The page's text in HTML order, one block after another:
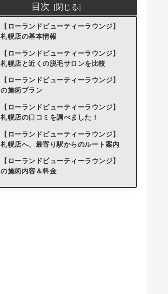
目次
【ローランドビューティーラウンジ】
札幌店の基本情報
【ローランドビューティーラウンジ】
札幌店と近くの脱毛サロンを比較
【ローランドビューティーラウンジ】
の施術プラン
【ローランドビューティーラウンジ】
札幌店の口コミを調べました！
【ローランドビューティーラウンジ】
札幌店へ、最寄り駅からのルート案内
【ローランドビューティーラウンジ】
の施術内容＆料金